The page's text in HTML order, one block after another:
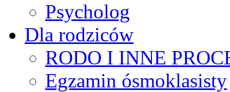
Psycholog
Dla rodziców
RODO I INNE
Egzamin ósmoklasisty